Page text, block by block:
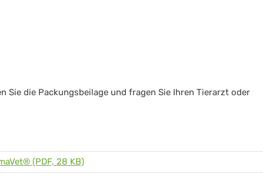
Sie die Packungsbeilage und fragen Sie Ihren Tierarzt oder
(PDF, 28 KB)